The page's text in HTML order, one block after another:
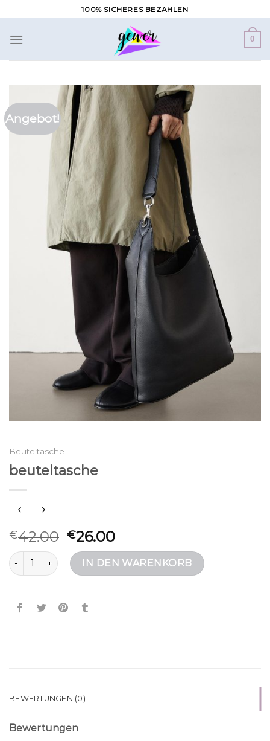
Inhalt
springen
100% SICHERES BEZAHLEN
0
Angebot!
Beuteltasche
beuteltasche
€42.00 €26.00
beuteltasche MengeIN DEN WARENKORB
BEWERTUNGEN (0)
Bewertungen